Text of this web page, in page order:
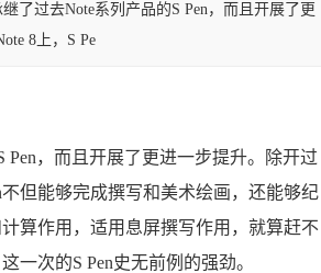
了过去Note系列产品的S Pen，而且开展了更
8上，S Pe
Pen，而且开展了更进一步提升。除开过
但能够完成撰写和美术绘画，还能够纪
算作用，适用息屏撰写作用，就算赶不
一次的S Pen史无前例的强劲。